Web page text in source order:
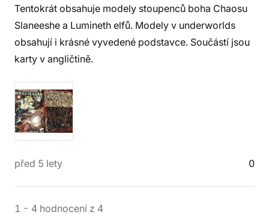
Tentokrát obsahuje modely stoupenců boha Chaosu
Slaneeshe a Lumineth elfů. Modely v underworlds
obsahují i krásné vyvedené podstavce. Součástí jsou
karty v angličtině.
před 5 lety 0
1 - 4 hodnocení z 4